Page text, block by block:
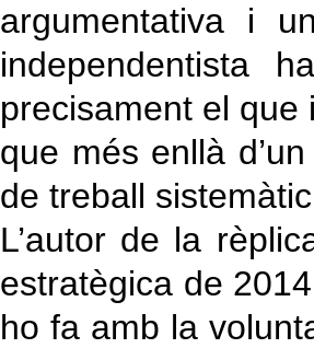
argumentativa i
independentista
precisament el
que més enllà
de treball
L’autor de la
estratègica de
ho fa amb la